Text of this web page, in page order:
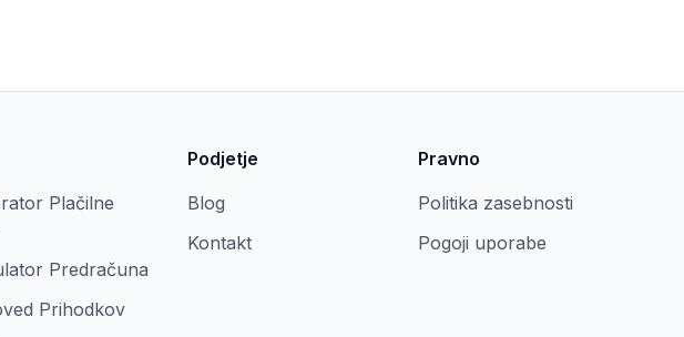
Plačilne
Predračuna
Prihodkov
Podjetje
Blog
Kontakt
Pravno
Politika zasebnosti
Pogoji uporabe